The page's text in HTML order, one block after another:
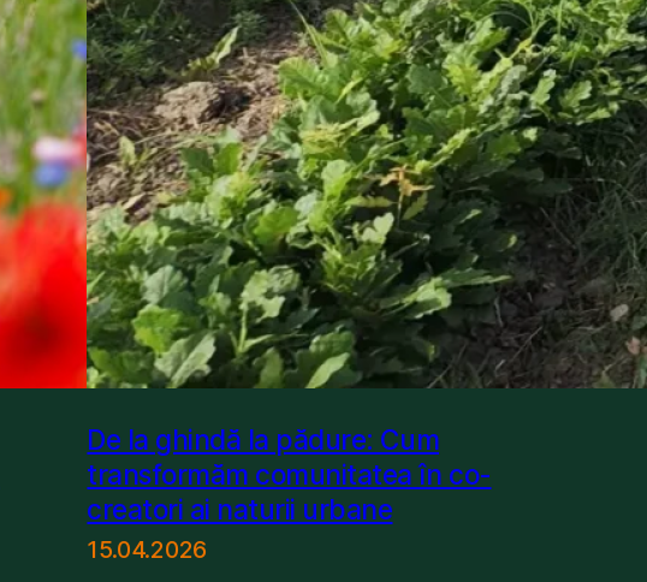
De la ghindă la pădure: Cum
transformăm comunitatea în co-
creatori ai naturii urbane
15.04.2026